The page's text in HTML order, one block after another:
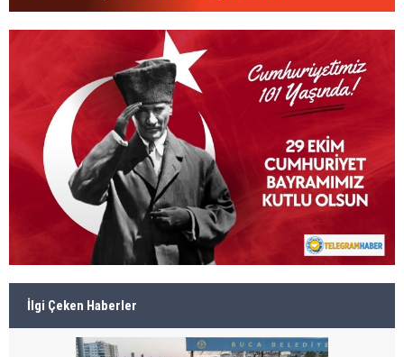
İlgi Çeken Haberler